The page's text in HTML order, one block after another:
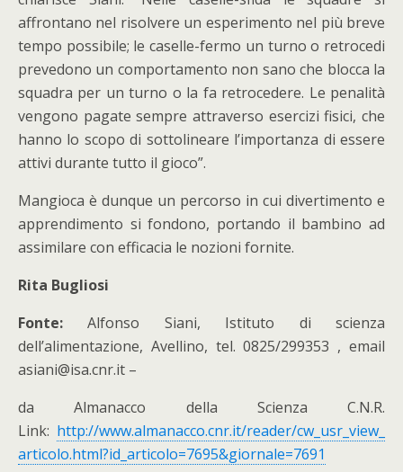
affrontano nel risolvere un esperimento nel più breve
tempo possibile; le caselle-fermo un turno o retrocedi
prevedono un comportamento non sano che blocca la
squadra per un turno o la fa retrocedere. Le penalità
vengono pagate sempre attraverso esercizi fisici, che
hanno lo scopo di sottolineare l’importanza di essere
attivi durante tutto il gioco”.
Mangioca è dunque un percorso in cui divertimento e
apprendimento si fondono, portando il bambino ad
assimilare con efficacia le nozioni fornite.
Rita Bugliosi
Fonte: Alfonso Siani, Istituto di scienza
dell’alimentazione, Avellino, tel. 0825/299353 , email
asiani@isa.cnr.it –
da Almanacco della Scienza C.N.R.
Link: http://www.almanacco.cnr.it/reader/cw_usr_view_
articolo.html?id_articolo=7695&giornale=7691